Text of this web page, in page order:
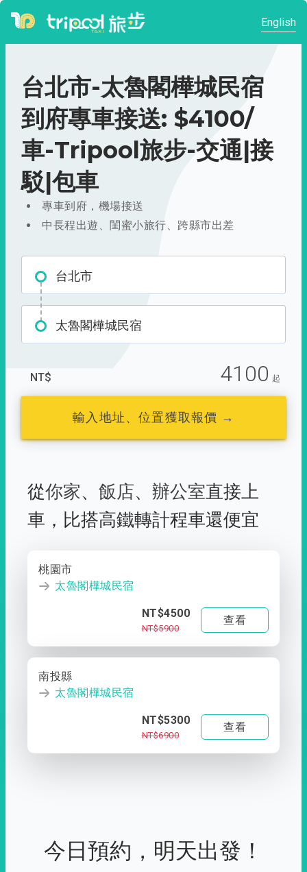
English
台北市-太魯閣樺城民宿
到府專車接送: $4100/
車-Tripool旅步-交通|接
駁|包車
專車到府，機場接送
中長程出遊、閨蜜小旅行、跨縣市出差
台北市
太魯閣樺城民宿
NT$ 4100 起
輸入地址、位置獲取報價 →
從你家、 飯店、 辦公室直接上
車， 比搭高鐵轉計程車還便宜
桃園市
太魯閣樺城民宿
NT$4500
NT$5900
查看
南投縣
太魯閣樺城民宿
NT$5300
NT$6900
查看
今日預約，明天出發！